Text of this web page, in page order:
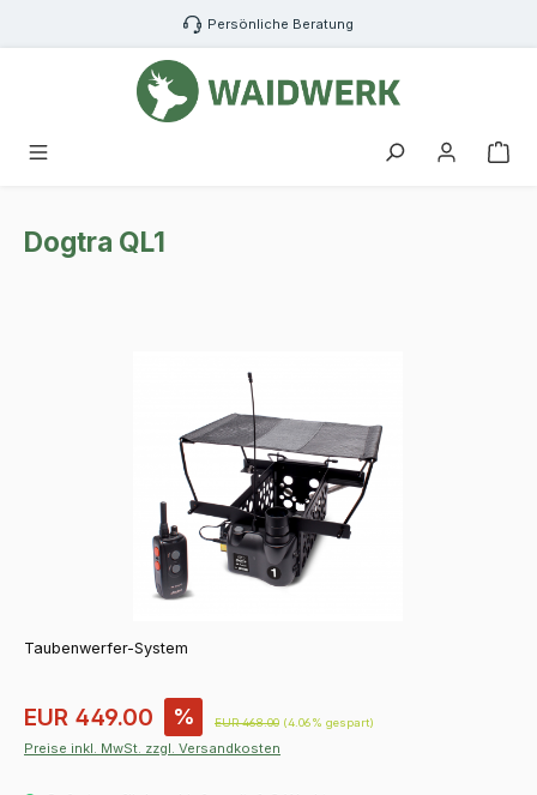
Zum Hauptinhalt springen Persönliche Beratung
Dogtra QL1
Taubenwerfer-System
Verkaufspreis:
EUR 449.00 % Regulärer Preis:
EUR 468.00 (4.06% gespart)
Preise inkl. MwSt. zzgl. Versandkosten